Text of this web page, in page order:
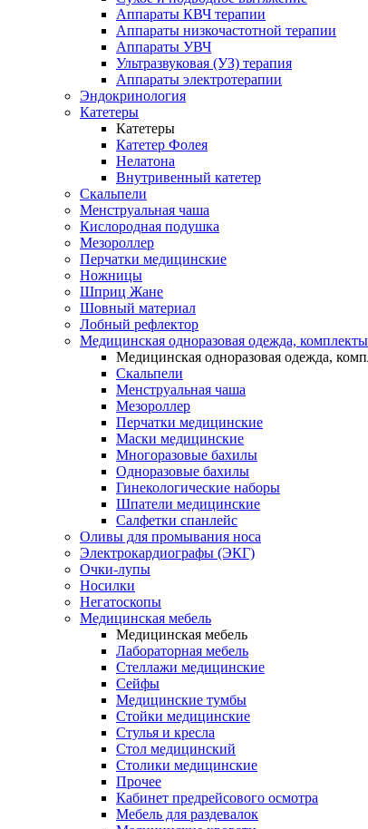
Аппараты КВЧ терапии
Аппараты низкочастотной терапии
Аппараты УВЧ
Ультразвуковая (УЗ) терапия
Аппараты электротерапии
Эндокринология
Катетеры
Катетеры
Катетер Фолея
Нелатона
Внутривенный катетер
Скальпели
Менструальная чаша
Кислородная подушка
Мезороллер
Перчатки медицинские
Ножницы
Шприц Жане
Шовный материал
Лобный рефлектор
Медицинская одноразовая одежда, комплекты
Медицинская одноразовая одежда,
Скальпели
Менструальная чаша
Мезороллер
Перчатки медицинские
Маски медицинские
Многоразовые бахилы
Одноразовые бахилы
Гинекологические наборы
Шпатели медицинские
Салфетки спанлейс
Оливы для промывания носа
Электрокардиографы (ЭКГ)
Очки-лупы
Носилки
Негатоскопы
Медицинская мебель
Медицинская мебель
Лабораторная мебель
Стеллажи медицинские
Сейфы
Медицинские тумбы
Стойки медицинские
Cтулья и кресла
Стол медицинский
Столики медицинские
Прочее
Кабинет предрейсового осмотра
Мебель для раздевалок